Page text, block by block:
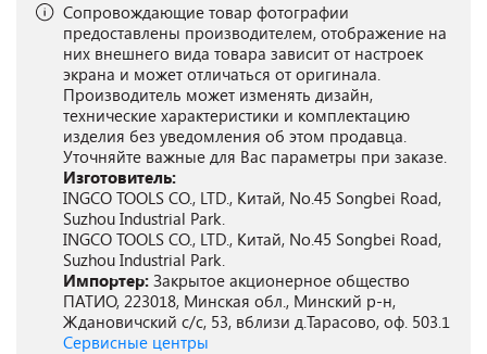
Сопровождающие товар фотографии
предоставлены производителем, отображение на
них внешнего вида товара зависит от настроек
экрана и может отличаться от оригинала.
Производитель может изменять дизайн,
технические характеристики и комплектацию
изделия без уведомления об этом продавца.
Уточняйте важные для Вас параметры при заказе.
Изготовитель:
INGCO TOOLS CO., LTD., Китай, No.45 Songbei Road,
Suzhou Industrial Park.
INGCO TOOLS CO., LTD., Китай, No.45 Songbei Road,
Suzhou Industrial Park.
Импортер: Закрытое акционерное общество
ПАТИО, 223018, Минская обл., Минский р-н,
Ждановичский с/с, 53, вблизи д.Тарасово, оф. 503.1
Сервисные центры